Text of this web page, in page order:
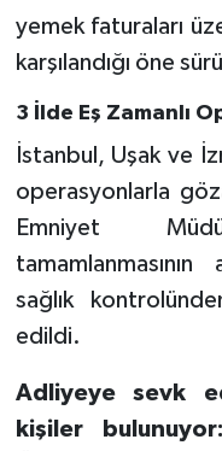
yemek faturaları
karşılandığı öne
3 İlde Eş Zamanlı
İstanbul, Uşak ve
operasyonlarla
Emniyet
sağlık
edildi.
Adliyeye sevk
kişiler bulunuyor: